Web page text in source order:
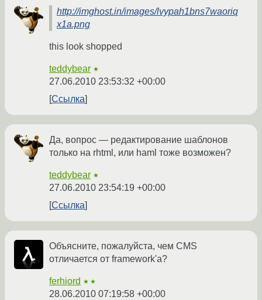
http://imghost.in/images/lvypah1bns7waoriq
x1a.png
this look shopped
teddybear ★
27.06.2010 23:53:32 +00:00
Ссылка
Да, вопрос — редактирование шаблонов
только на rhtml, или haml тоже возможен?
teddybear ★
27.06.2010 23:54:19 +00:00
Ссылка
Объясните, пожалуйста, чем CMS
отличается от framework'а?
ferhiord ★★
28.06.2010 07:19:58 +00:00